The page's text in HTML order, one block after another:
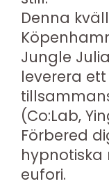
Denna
Jungle
leverera
(Co:Lab,
Förbered
hypnotiska
eufori.